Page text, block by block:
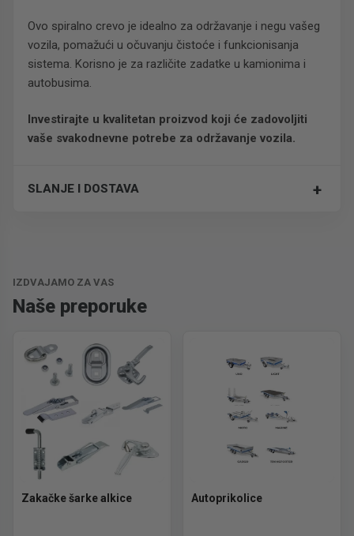
Ovo spiralno crevo je idealno za održavanje i negu vašeg
vozila, pomažući u očuvanju čistoće i funkcionisanja
sistema. Korisno je za različite zadatke u kamionima i
autobusima.
Investirajte u kvalitetan proizvod koji će zadovoljiti
vaše svakodnevne potrebe za održavanje vozila.
SLANJE I DOSTAVA +
IZDVAJAMO ZA VAS
Naše preporuke
Zakačke šarke alkice Autoprikolice